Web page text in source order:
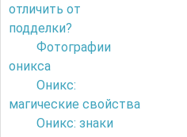
отличить от
подделки?
Фотографии
оникса
Оникс:
магические свойства
Оникс: знаки